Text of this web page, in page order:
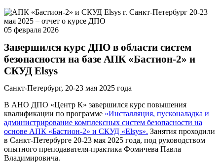
05 февраля 2026
Завершился курс ДПО в области систем
безопасности на базе АПК «Бастион-2» и
СКУД Elsys
Санкт-Петербург, 20-23 мая 2025 года
В АНО ДПО «Центр К» завершился курс повышения
квалификации по программе «Инсталляция, пусконаладка и
администрирование комплексных систем безопасности на
основе АПК «Бастион-2» и СКУД «Elsys». Занятия проходили
в Санкт-Петербурге 20-23 мая 2025 года, под руководством
опытного преподавателя-практика Фомичева Павла
Владимировича.